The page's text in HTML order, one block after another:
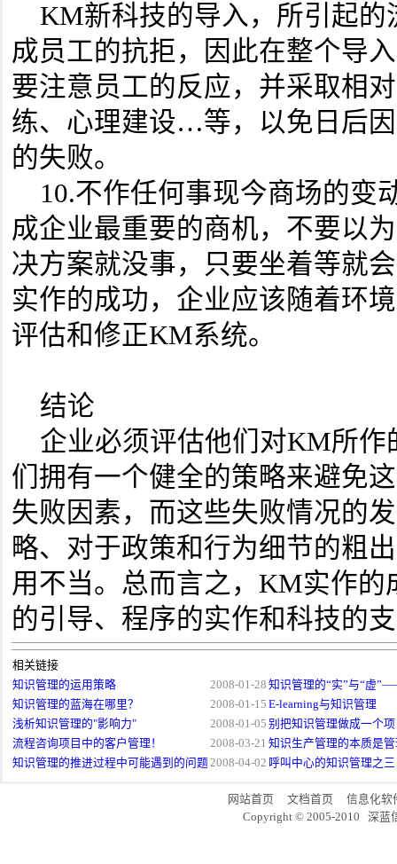
KM新科技的导入，所引起的
成员工的抗拒，因此在整个导
要注意员工的反应，并采取相
练、心理建设…等，以免日后
的失败。
10.不作任何事现今商场的变
成企业最重要的商机，不要以
决方案就没事，只要坐着等就
实作的成功，企业应该随着环
评估和修正KM系统。
结论
企业必须评估他们对KM所作
们拥有一个健全的策略来避免
失败因素，而这些失败情况的
略、对于政策和行为细节的粗
用不当。总而言之，KM实作的
的引导、程序的实作和科技的
相关链接
知识管理的运用策略
2008-01-28 知识管理的“实”与“虚
知识管理的蓝海在哪里？
2008-01-15 E-learning与知识管理
浅析知识管理的"影响力"
2008-01-05 别把知识管理做成一个
流程咨询项目中的客户管理！
2008-03-21 知识生产管理的本质是管
知识管理的推进过程中可能遇到的问题 2008-04-02 呼叫中心的知识管理之三
网站首页 文档首页
信息化软
Copyright © 2005-2010 深